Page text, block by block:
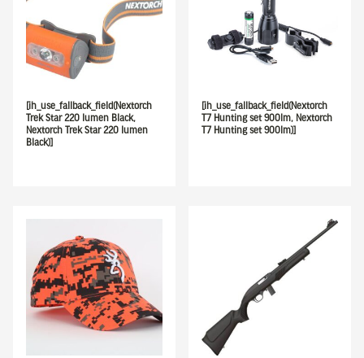
[ih_use_fallback_field(Nextorch
Trek Star 220 lumen Black,
Nextorch Trek Star 220 lumen
Black)]
[ih_use_fallback_field(Nextorch
T7 Hunting set 900lm, Nextorch
T7 Hunting set 900lm)]